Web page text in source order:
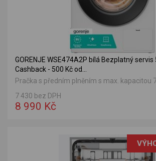
GORENJE WSE474A2P bílá Bezplatný
Cashback - 500 Kč od...
Pračka s předním plněním s max. kapacitou
7 430 bez DPH
8 990 Kč